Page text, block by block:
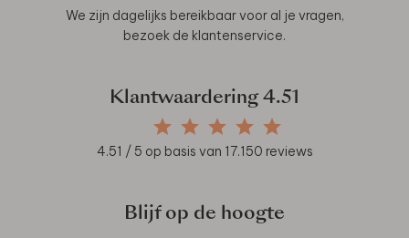
We zijn dagelijks bereikbaar voor al je vragen,
bezoek de klantenservice.
Klantwaardering 4.51
4.51 / 5 op basis van 17.150 reviews
Blijf op de hoogte